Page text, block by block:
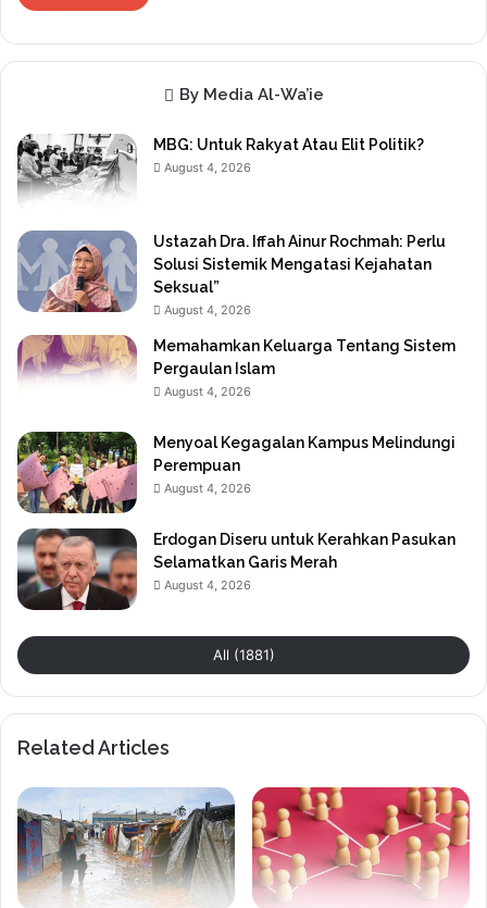
By Media Al-Wa’ie
MBG: Untuk Rakyat Atau Elit Politik?
August 4, 2026
Ustazah Dra. Iffah Ainur Rochmah: Perlu
Solusi Sistemik Mengatasi Kejahatan
Seksual”
August 4, 2026
Memahamkan Keluarga Tentang Sistem
Pergaulan Islam
August 4, 2026
Menyoal Kegagalan Kampus Melindungi
Perempuan
August 4, 2026
Erdogan Diseru untuk Kerahkan Pasukan
Selamatkan Garis Merah
August 4, 2026
All (1881)
Related Articles